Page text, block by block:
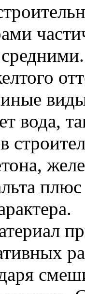
виды
вода,